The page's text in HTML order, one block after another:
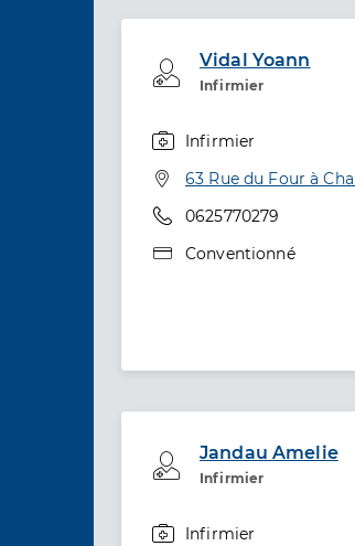
Vidal Yoann
Infirmier
Professionel
Infirmier
Adresse
63 Rue du Four à
Téléphone
0625770279
Type de convention
Conventionné
Jandau Amelie
Infirmier
Professionel
Infirmier